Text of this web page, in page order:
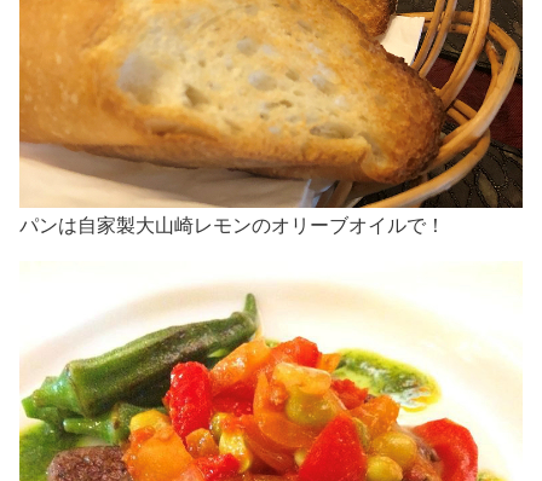
パンは自家製大山崎レモンのオリーブオイルで！